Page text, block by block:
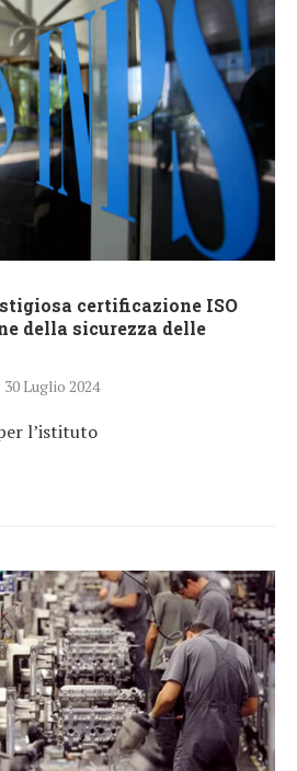
certificazione ISO
della sicurezza delle
30 Luglio 2024
l’istituto